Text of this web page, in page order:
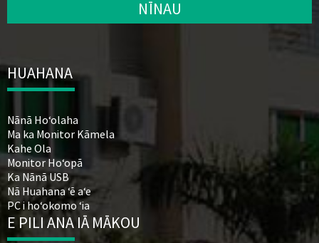
NĪNAU
HUAHANA
Nānā Hoʻolaha
Ma ka Monitor Kāmela
Kahe Ola
Monitor Hoʻopā
Ka Nānā USB
Nā Huahana ʻē aʻe
PC i hoʻokomo ʻia
E PILI ANA IĀ MĀKOU